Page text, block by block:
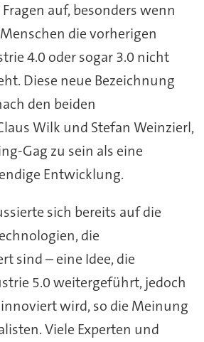
auf, besonders wenn
die vorherigen
4.0 oder sogar 3.0 nicht
Diese neue Bezeichnung
den beiden
Wilk und Stefan Weinzierl,
Gag zu sein als eine
Entwicklung.
sich bereits auf die
die
sind – eine Idee, die
5.0 weitergeführt, jedoch
wird, so die Meinung
Viele Experten und